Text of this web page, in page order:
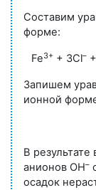
Составим
форме:
Fe3+ + 3Cl–
Запишем
ионной
В результате
анионов ОН–
осадок